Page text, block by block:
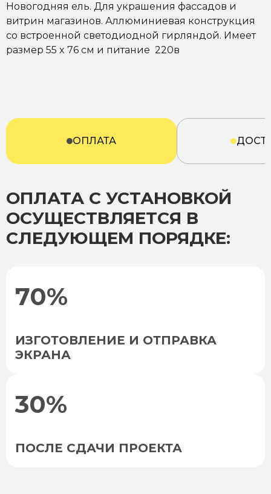
Новогодняя ель. Для украшения фассадов и
витрин магазинов. Аллюминиевая конструкция
со встроенной светодиодной гирляндой. Имеет
размер 55 x 76 см и питание 220в
ОПЛАТА
ОПЛАТА С УСТАНОВКОЙ
ОСУЩЕСТВЛЯЕТСЯ В
СЛЕДУЮЩЕМ ПОРЯДКЕ:
70%
ИЗГОТОВЛЕНИЕ И ОТПРАВКА
ЭКРАНА
30%
ПОСЛЕ СДАЧИ ПРОЕКТА